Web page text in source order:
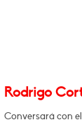
Rodrigo
Conversará con